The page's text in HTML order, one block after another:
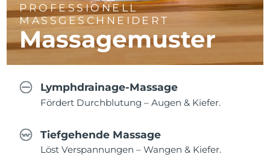
PROFESSIONELL
MASSGESCHNEIDERT
Massagemuster
Lymphdrainage-Massage
Fördert Durchblutung – Augen & Kiefer.
Tiefgehende Massage
Löst Verspannungen – Wangen & Kiefer.